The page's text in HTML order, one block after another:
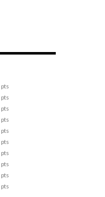
pts
pts
pts
pts
pts
pts
pts
pts
pts
pts